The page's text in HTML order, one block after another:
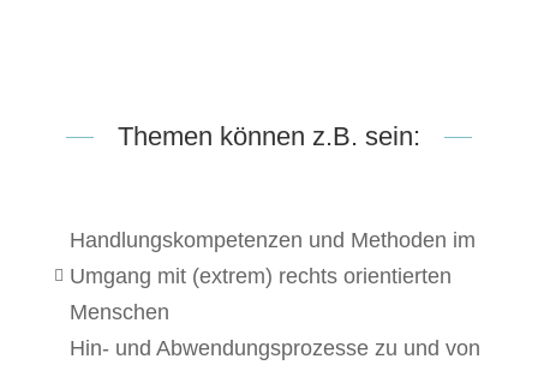
Themen können z.B. sein:

Handlungskompetenzen und Methoden im
Umgang mit (extrem) rechts orientierten
Menschen
Hin- und Abwendungsprozesse zu und von